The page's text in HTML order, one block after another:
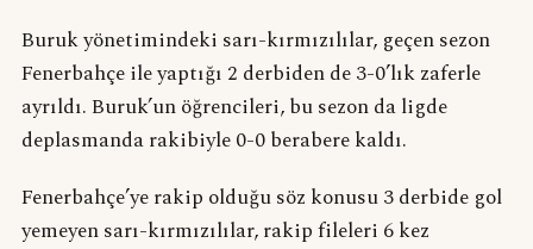
Buruk yönetimindeki sarı-kırmızılılar, geçen sezon
Fenerbahçe ile yaptığı 2 derbiden de 3-0’lık zaferle
ayrıldı. Buruk’un öğrencileri, bu sezon da ligde
deplasmanda rakibiyle 0-0 berabere kaldı.
Fenerbahçe’ye rakip olduğu söz konusu 3 derbide gol
yemeyen sarı-kırmızılılar, rakip fileleri 6 kez